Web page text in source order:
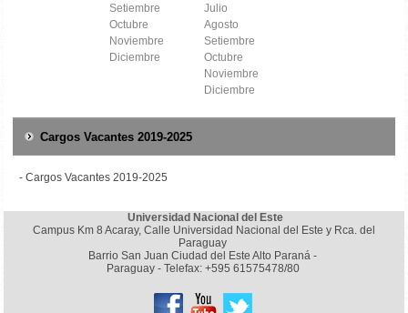
Setiembre
Julio
Octubre
Agosto
Noviembre
Setiembre
Diciembre
Octubre
Noviembre
Diciembre
Cargos Vacantes 2019-2025
- Cargos Vacantes 2019-2025
Universidad Nacional del Este
Campus Km 8 Acaray, Calle Universidad Nacional del Este y Rca. del
Paraguay
Barrio San Juan Ciudad del Este Alto Paraná -
Paraguay - Telefax: +595 61575478/80